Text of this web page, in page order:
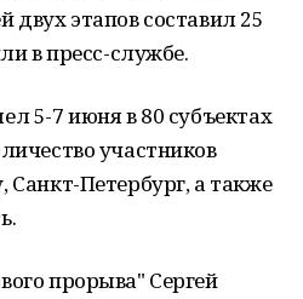
этапов составил 25
в пресс-службе.
5-7 июня в 80 субъектах
участников
Санкт-Петербург, а также
прорыва" Сергей